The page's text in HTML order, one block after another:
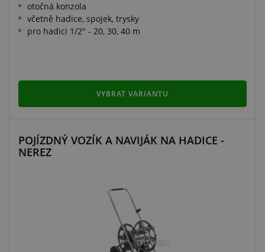
otočná konzola
včetně hadice, spojek, trysky
pro hadici 1/2" - 20, 30, 40 m
VYBRAT VARIANTU
POJÍZDNÝ VOZÍK A NAVIJÁK NA HADICE -
NEREZ